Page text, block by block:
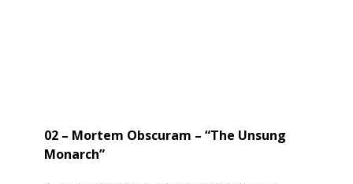
02 – Mortem Obscuram – “The Unsung
Monarch”